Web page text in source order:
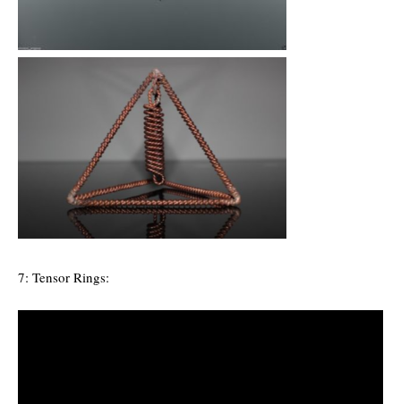
7: Tensor Rings: